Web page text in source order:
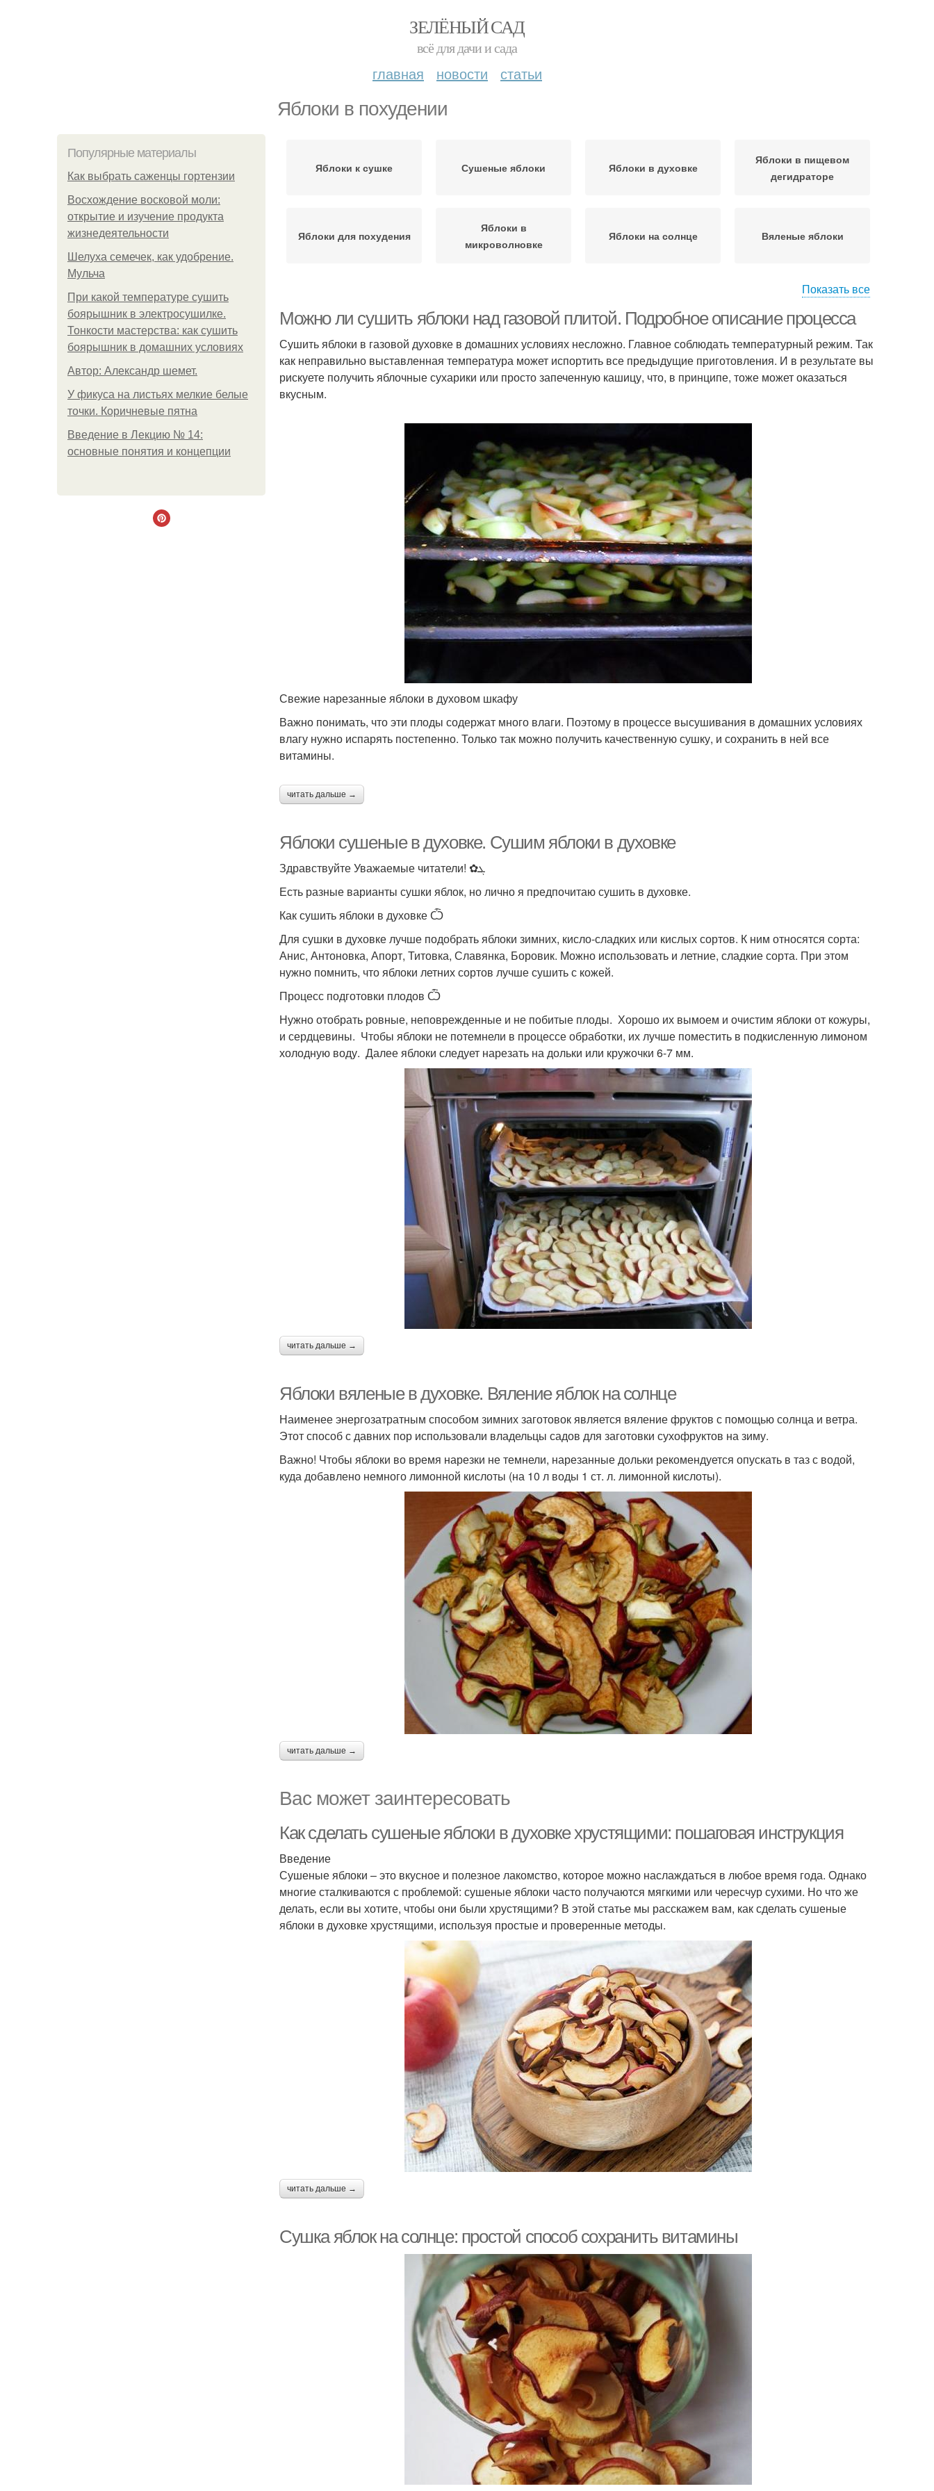
ЗЕЛЁНЫЙ САД
всё для дачи и сада
главная новости статьи
Яблоки в похудении
Популярные материалы
Как выбрать саженцы гортензии
Восхождение восковой моли:
открытие и изучение продукта
жизнедеятельности
Шелуха семечек, как удобрение.
Мульча
При какой температуре сушить
боярышник в электросушилке.
Тонкости мастерства: как сушить
боярышник в домашних условиях
Автор: Александр шемет.
У фикуса на листьях мелкие белые
точки. Коричневые пятна
Введение в Лекцию № 14:
основные понятия и концепции
Яблоки к сушке Сушеные яблоки Яблоки в духовке
Яблоки в пищевом
дегидраторе
Яблоки для похудения
Яблоки в
микроволновке
Яблоки на солнце Вяленые яблоки
Показать все
Можно ли сушить яблоки над газовой плитой. Подробное описание процесса
Сушить яблоки в газовой духовке в домашних условиях несложно. Главное соблюдать температурный режим. Так
как неправильно выставленная температура может испортить все предыдущие приготовления. И в результате вы
рискуете получить яблочные сухарики или просто запеченную кашицу, что, в принципе, тоже может оказаться
вкусным.
Свежие нарезанные яблоки в духовом шкафу
Важно понимать, что эти плоды содержат много влаги. Поэтому в процессе высушивания в домашних условиях
влагу нужно испарять постепенно. Только так можно получить качественную сушку, и сохранить в ней все
витамины.
читать дальше →
Яблоки сушеные в духовке. Сушим яблоки в духовке
Здравствуйте Уважаемые читатели! ✿ܓ
Есть разные варианты сушки яблок, но лично я предпочитаю сушить в духовке.
Как сушить яблоки в духовке Ѽ
Для сушки в духовке лучше подобрать яблоки зимних, кисло-сладких или кислых сортов. К ним относятся сорта:
Анис, Антоновка, Апорт, Титовка, Славянка, Боровик. Можно использовать и летние, сладкие сорта. При этом
нужно помнить, что яблоки летних сортов лучше сушить с кожей.
Процесс подготовки плодов Ѽ
Нужно отобрать ровные, неповрежденные и не побитые плоды. Хорошо их вымоем и очистим яблоки от кожуры,
и сердцевины. Чтобы яблоки не потемнели в процессе обработки, их лучше поместить в подкисленную лимоном
холодную воду. Далее яблоки следует нарезать на дольки или кружочки 6-7 мм.
читать дальше →
Яблоки вяленые в духовке. Вяление яблок на солнце
Наименее энергозатратным способом зимних заготовок является вяление фруктов с помощью солнца и ветра.
Этот способ с давних пор использовали владельцы садов для заготовки сухофруктов на зиму.
Важно! Чтобы яблоки во время нарезки не темнели, нарезанные дольки рекомендуется опускать в таз с водой,
куда добавлено немного лимонной кислоты (на 10 л воды 1 ст. л. лимонной кислоты).
читать дальше →
Вас может заинтересовать
Как сделать сушеные яблоки в духовке хрустящими: пошаговая инструкция
Введение
Сушеные яблоки – это вкусное и полезное лакомство, которое можно наслаждаться в любое время года. Однако
многие сталкиваются с проблемой: сушеные яблоки часто получаются мягкими или чересчур сухими. Но что же
делать, если вы хотите, чтобы они были хрустящими? В этой статье мы расскажем вам, как сделать сушеные
яблоки в духовке хрустящими, используя простые и проверенные методы.
читать дальше →
Сушка яблок на солнце: простой способ сохранить витамины